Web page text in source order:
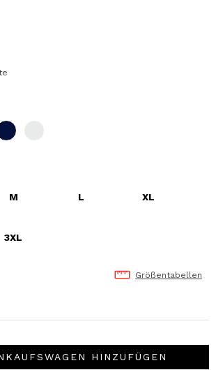
M L XL
3XL
Größentabellen
HINZUFÜGEN